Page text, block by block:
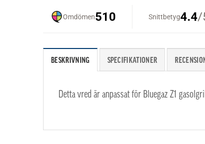
BESKRIVNING SPECIFIKATIONER
Detta vred är anpassat för Bluegaz Z1